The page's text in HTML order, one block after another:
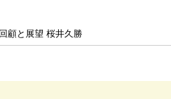
顧と展望 桜井久勝